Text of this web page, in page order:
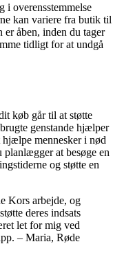
i overensstemmelse
kan variere fra butik til
åben, inden du tager
tidligt for at undgå
køb går til at støtte
genstande hjælper
mennesker i nød
at besøge en
og støtte en
Kors arbejde, og
deres indsats
let for mig ved
– Maria, Røde